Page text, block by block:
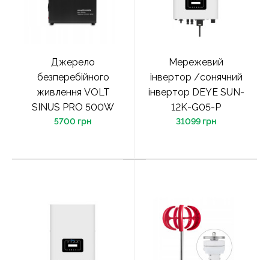
Джерело
безперебійного
живлення VOLT
SINUS PRO 500W
5700 грн
Мережевий
інвертор /сонячний
інвертор DEYE SUN-
12K-G05-P
31099 грн